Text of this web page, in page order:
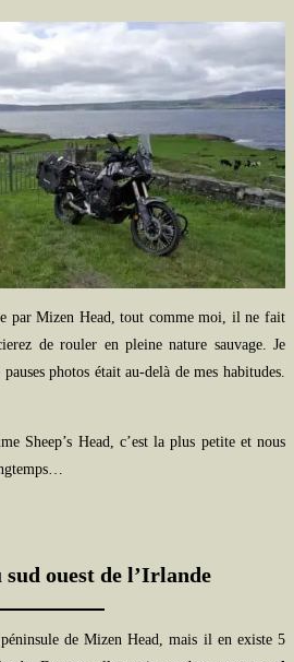
par Mizen Head, tout comme moi, il ne fait
de rouler en pleine nature sauvage. Je
photos était au-delà de mes habitudes.
Sheep’s Head, c’est la plus petite et nous
sud ouest de l’Irlande
de Mizen Head, mais il en existe 5